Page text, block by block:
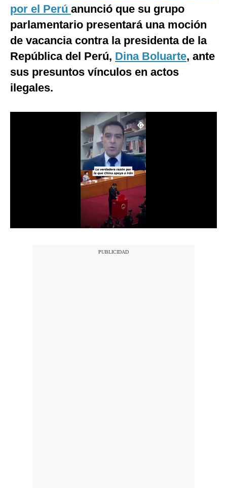
EEUU
México
Tecnología
Videos
por el Perú anunció que su grupo
parlamentario presentará una moción
de vacancia contra la presidenta de la
República del Perú, Dina Boluarte, ante
sus presuntos vínculos en actos
ilegales.